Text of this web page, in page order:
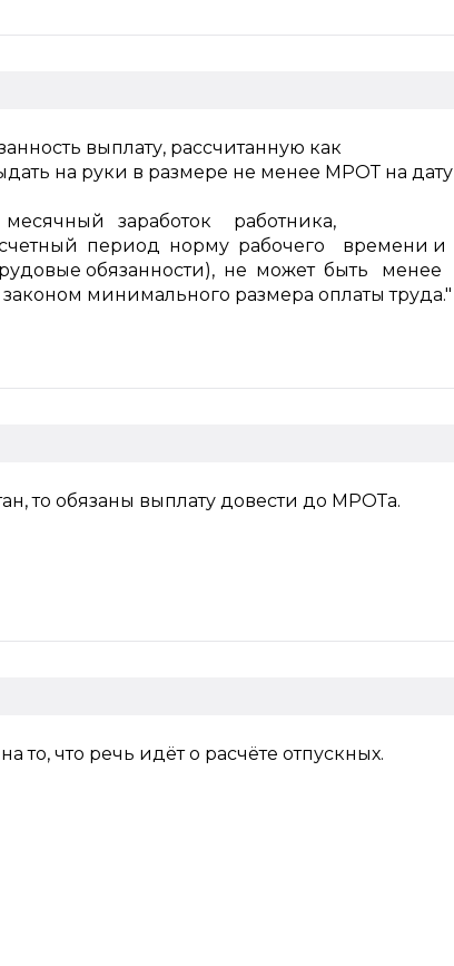
выплату, рассчитанную как
на руки в размере не менее МРОТ на дату
месячный заработок работника,
период норму рабочего времени и
обязанности), не может быть менее
минимального размера оплаты труда."
то обязаны выплату довести до МРОТа.
то, что речь идёт о расчёте отпускных.